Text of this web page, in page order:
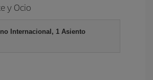
y Ocio
Internacional, 1 Asiento